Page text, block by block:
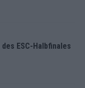
ESC-Halbfinales